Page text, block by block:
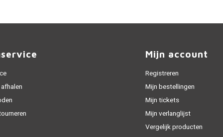
Mijn account
Registreren
Mijn bestellingen
Mijn tickets
Mijn verlanglijst
Vergelijk producten